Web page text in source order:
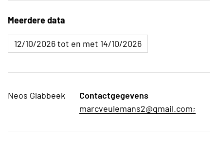
Meerdere data
12/10/2026 tot en met 14/10/2026
Neos Glabbeek
Contactgegevens
marcveulemans2@gmail.com;